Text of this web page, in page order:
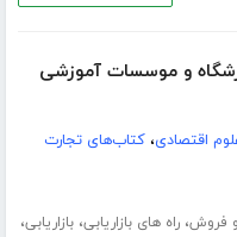
و موسسات آموزشی
اقتصادی،کتاب‌های تجارت
و فروش،راه های بازاریابی،بازاریابی،